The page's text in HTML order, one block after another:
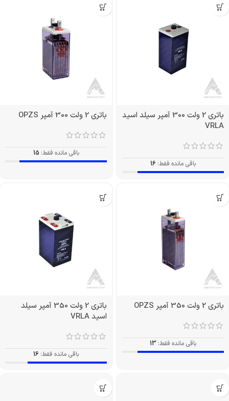
باتری 2 ولت 300 آمپر سیلد اسید
VRLA
باقی مانده فقط: 16
باتری 2 ولت 300 آمپر OPZS
باقی مانده فقط: 15
باتری 2 ولت 350 آمپر OPZS
باقی مانده فقط: 13
باتری 2 ولت 350 آمپر سیلد
اسید VRLA
باقی مانده فقط: 16